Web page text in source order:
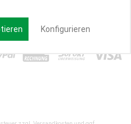
Konfigurieren